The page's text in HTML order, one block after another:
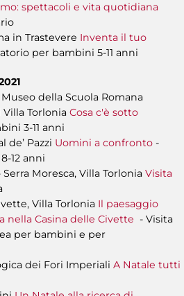
spettacoli e vita quotidiana
in Trastevere Inventa il tuo
per bambini 5-11 anni
della Scuola Romana
Torlonia Cosa c'è sotto
3-11 anni
de’ Pazzi Uomini a confronto -
12 anni
Serra Moresca, Villa Torlonia Visita
Villa Torlonia Il paesaggio
nella Casina delle Civette - Visita
per bambini e per
dei Fori Imperiali A Natale tutti